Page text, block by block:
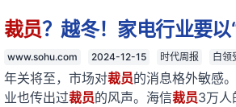
裁员？越冬！家电行业要以
www.sohu.com 2024-12-15 时代周报 白领
年关将至，市场对裁员的消息格外敏感
业也传出过裁员的风声。海信裁员3万人